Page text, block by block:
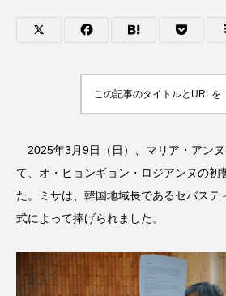
この記事のタイトルとURLを
2025年3月9日（日）、マリア・アン
て、オ・ヒョンギョン・ロジアンヌの初
た。ミサは、韓国地域長であるセバステ
式によって捧げられました。